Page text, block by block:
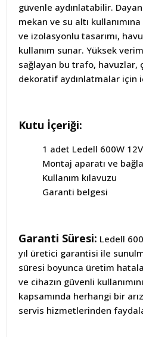
güvenle aydınlatabilir.
mekan ve su altı
ve izolasyonlu tasarımı,
kullanım sunar. Yüksek
sağlayan bu trafo, havuzlar,
dekoratif aydınlatmalar için
Kutu İçeriği:
1 adet Ledell 600W
Montaj aparatı ve
Kullanım kılavuzu
Garanti belgesi
Garanti Süresi: Ledell
yıl üretici garantisi ile
süresi boyunca üretim
ve cihazın güvenli
kapsamında herhangi bir
servis hizmetlerinden